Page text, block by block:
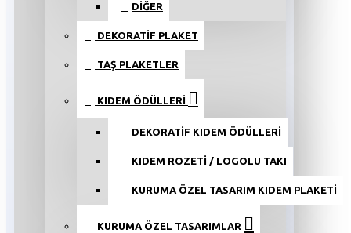
DIĞER
DEKORATIF PLAKET
TAŞ PLAKETLER
KIDEM ÖDÜLLERI
DEKORATIF KIDEM ÖDÜLLERI
KIDEM ROZETI / LOGOLU TAKI
KURUMA ÖZEL TASARIM KIDEM PLAKETI
KURUMA ÖZEL TASARIMLAR